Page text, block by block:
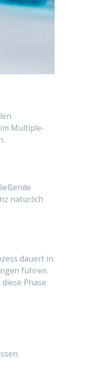
Multiple-
natürlich
dauert in
führen.
Phase